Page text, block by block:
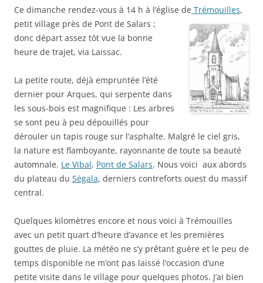
Ce dimanche rendez-vous à 14 h à l’église de Trémouilles,
petit village près de Pont de Salars ;
donc départ assez tôt vue la bonne
heure de trajet, via Laissac.
La petite route, déjà empruntée l’été
dernier pour Arques, qui serpente dans
les sous-bois est magnifique : Les arbres
se sont peu à peu dépouillés pour
dérouler un tapis rouge sur l’asphalte. Malgré le ciel gris,
la nature est flamboyante, rayonnante de toute sa beauté
automnale. Le Vibal, Pont de Salars. Nous voici aux abords
du plateau du Ségala, derniers contreforts ouest du massif
central.
Quelques kilomètres encore et nous voici à Trémouilles
avec un petit quart d’heure d’avance et les premières
gouttes de pluie. La météo ne s’y prêtant guère et le peu de
temps disponible ne m’ont pas laissé l’occasion d’une
petite visite dans le village pour quelques photos. J’ai bien